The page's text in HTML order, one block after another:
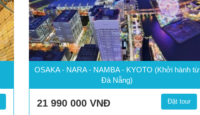
OSAKA - NARA - NAMBA - KYOTO (Khởi hành từ
Đà Nẵng)
21 990 000 VNĐ Đặt tour